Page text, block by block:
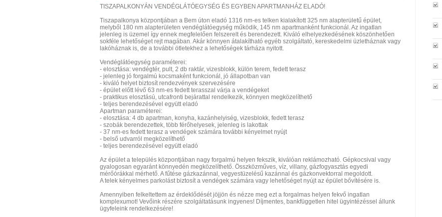
TISZAPALKONYÁN VENDÉGLÁTÓEGYSÉG ÉS EGYBEN APARTMANHÁZ ELADÓ!
Tiszapalkonya központjában a Bem úton eladó 1316 nm-es telken kialakított 325 nm alapterületű épület,
melyből 180 nm alapterületen vendéglátóegység működik, 145 nm apartmanként funkcionál. Az ingatlan
jelenleg is üzemel így ennek megfelelően felszerelt és berendezett. Kiváló elhelyezkedésének köszönhetően
sokféle lehetőséget rejt magában. Akár könnyen átalakítható egyéb szolgáltató, kereskedelmi üzletháznak vagy
lakóháznak is, de a további ötletekhez a lehetőségek tárháza nyitott.
Vendéglátóegység paraméterei:
- elosztása: vendégtér, pult, 2 db raktár, vizesblokk, külön terem, fedett terasz
- jelenleg jó forgalmú kocsmaként funkcionál, jó állapotban van
- kiváló helyet biztosít rendezvények szervezésére
- épület előtt lévő 63 nm-es fedett terasszal várja a vendégeket
- praktikus elosztású, utcafronti bejárattal rendelkezik, könnyen megközelíthető
- teljes berendezésével együtt eladó
Apartman paraméterei:
- elosztása: 4 db apartman, konyha, kazánhelyiség, vizesblokk, fedett terasz
- szobák berendezettek, több férőhelyesek, jelenleg is lakottak
- 37 nm-es fedett terasz a vendégek számára további kényelmet nyújt
- belső udvarról megközelíthető
- teljes berendezésével együtt eladó
Az épület a település központjában nagy forgalmú helyen fekszik, kiválóan reklámozható. Gépkocsival vagy
gyalogosan egyaránt könnyedén megközelíthető. Összközműves, víz, villany, gázfogyasztás egyedi
mérőórákkal mérhető. A fűtése gázkazánnal, vegyestüzelésű kazánnal és gázkonvektorral megoldott.
A telek kényelmes parkolást biztosít a vendégek számára vagy lehetőséget nyújt az épület bővítésére is.
Amennyiben felkeltettem az érdeklődését jöjjön és nézze meg ezt a forgalmas helyen fekvő ingatlan
komplexumot! Vevőink részére szolgáltatásunk ingyenes! Díjmentes, bankfüggetlen hitel ügyintézéssel állunk
ügyfeleink rendelkezésére!